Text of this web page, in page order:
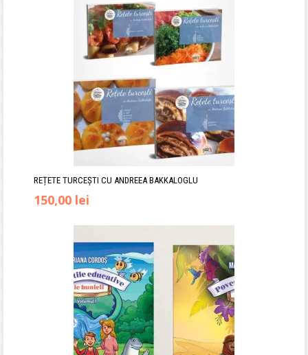
REȚETE TURCEȘTI CU ANDREEA BAKKALOGLU
Prețul
175,00 lei.
150,00 lei
curent
este:
150,00 lei.